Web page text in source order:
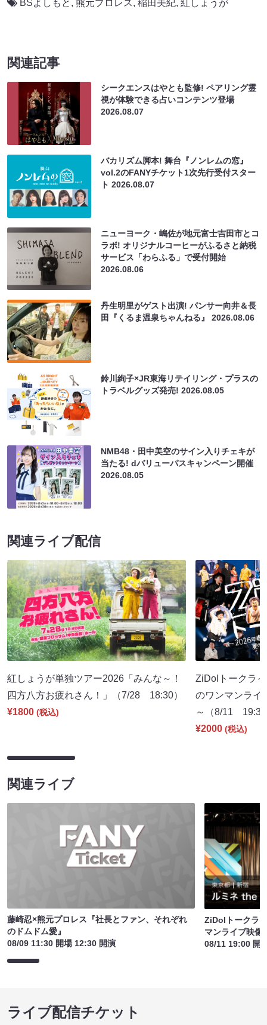
BSよしもと , 熊元プロレス, 稲田美紀, 紅しょうが
関連記事
シークエンスはやとも監修! ペアリング霊
視が体験できる占いコンテンツ登場
2026.08.07
バカリズム脚本! 舞台『ノンレムの窓』
vol.2のFANYチケット1次先行受付スター
ト2026.08.07
ニューヨーク・嶋佐が地元富士吉田市とコ
ラボ! オリジナルコーヒーがふるさと納税
サービス「わらふる」で受付開始
2026.08.06
丹生明里がゲスト出演! パンサー向井＆長
田『くるま温泉ちゃんねる』2026.08.06
鈴川絢子×JR東海リテイリング・プラスの
トラベルグッズ発売!2026.08.05
NMB48・田中美空のサイン入りチェキが
当たる! dバリューパスキャンペーン開催
2026.08.05
関連ライブ配信
紅しょうが単独ツアー2026「みんな～！
四方八方お疲れさん！」（7/28 18:30）
¥1800 (税込)
ZiDolトークラ
のワンマンライ
～（8/11
¥2000 (税込)
関連ライブ
藤崎忍×熊元プロレス『社長とファン、それぞれ
のドムドム愛』
08/09 11:30 開場 12:30 開演
ZiDolトークラ
マンライブ映像
08/11 19:00 開
ライブ配信チケット